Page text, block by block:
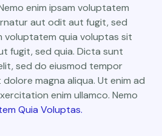
enim ipsam voluptatem
aut odit aut fugit, sed
voluptatem quia voluptas sit
fugit, sed quia. Dicta sunt
sed do eiusmod tempor
magna aliqua. Ut enim ad
enim ullamco. Nemo
Quia Voluptas.